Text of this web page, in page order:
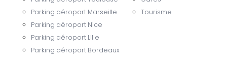
Parking aéroport Marseille
Parking aéroport Nice
Parking aéroport Lille
Parking aéroport Bordeaux
Tourisme